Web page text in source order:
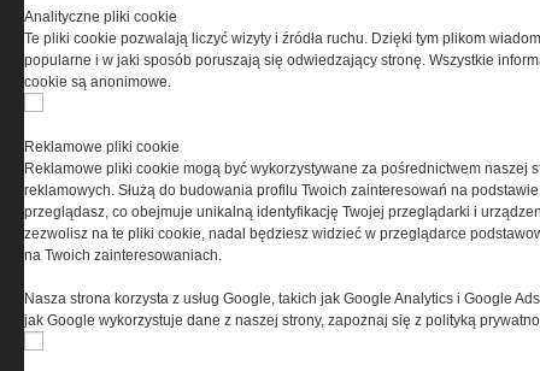
informacji na Twoim komputerze. Pliki cookies stosujemy
w celu świadczenia usług na najwyższym poziomie,
w tym w sposób dostosowany do indywidualnych potrzeb.
Korzystanie z witryny bez zmiany ustawień dotyczących
dokonać zmiany ustawień przeglądarki dotyczących
cookies. Nim Państwo zaczną korzystać z naszego
serwisu prosimy o zapoznanie się z nasząpolityką
prywatnościoraz informacją o cookies.
Analityczne pliki cookie
Te pliki cookie pozwalają liczyć wizyty i źródła ruchu. Dzięki tym plikom
popularne i w jaki sposób poruszają się odwiedzający stronę. Wszystkie
cookie są anonimowe.
Reklamowe pliki cookie
Reklamowe pliki cookie mogą być wykorzystywane za pośrednictwem naszej
reklamowych. Służą do budowania profilu Twoich zainteresowań na
przeglądasz, co obejmuje unikalną identyfikację Twojej przeglądarki i
zezwolisz na te pliki cookie, nadal będziesz widzieć w przeglądarce
na Twoich zainteresowaniach.
Nasza strona korzysta z usług Google, takich jak Google Analytics i Google
jak Google wykorzystuje dane z naszej strony, zapoznaj się z polityką